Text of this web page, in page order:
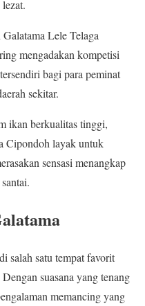
Lele Telaga
mengadakan kompetisi
bagi para peminat
sekitar.
ikan berkualitas tinggi,
Cipondoh layak untuk
sensasi menangkap
salah satu tempat favorit
suasana yang tenang
memancing yang